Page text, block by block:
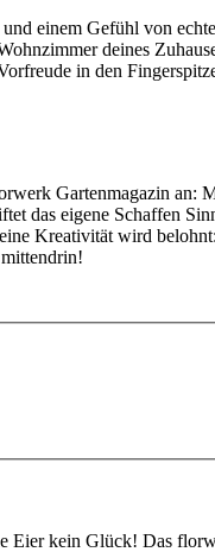
einem Gefühl von
deines
in den
Gartenmagazin
das eigene Schaffen
Kreativität wird belohnt:
Eier kein Glück! Das